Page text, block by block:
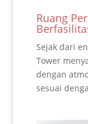
Ruang
Sejak dari
Tower
dengan
sesuai